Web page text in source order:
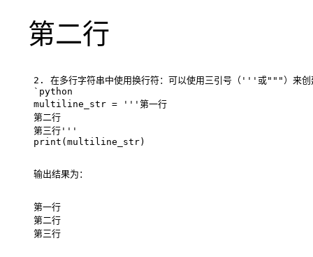
第二行
`python
multiline_str = '''第一行
第二行
第三行'''
第一行
第二行